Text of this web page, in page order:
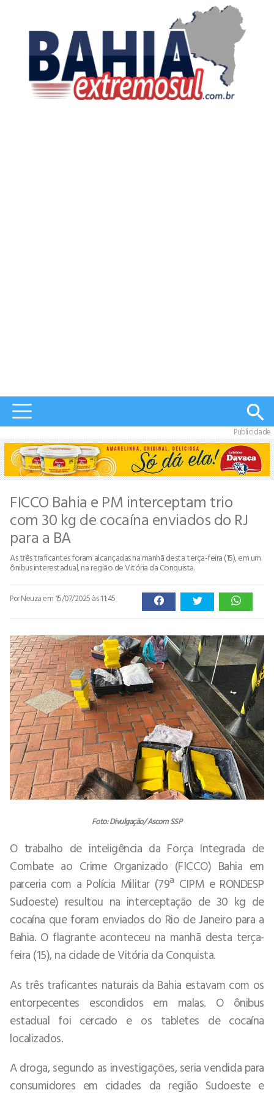
Publicidade
FICCO Bahia e PM interceptam trio
com 30 kg de cocaína enviados do RJ
para a BA
As três traficantes foram alcançadas na manhã desta terça-feira (15), em um
ônibus interestadual, na região de Vitória da Conquista.
Por Neuzaem 15/07/2025 às 11:45
Foto: Divulgação/ Ascom SSP
O trabalho de inteligência da Força Integrada de
Combate ao Crime Organizado (FICCO) Bahia em
parceria com a Polícia Militar (79ª CIPM e RONDESP
Sudoeste) resultou na interceptação de 30 kg de
cocaína que foram enviados do Rio de Janeiro para a
Bahia. O flagrante aconteceu na manhã desta terça-
feira (15), na cidade de Vitória da Conquista.
As três traficantes naturais da Bahia estavam com os
entorpecentes escondidos em malas. O ônibus
estadual foi cercado e os tabletes de cocaína
localizados.
A droga, segundo as investigações, seria vendida para
consumidores em cidades da região Sudoeste e